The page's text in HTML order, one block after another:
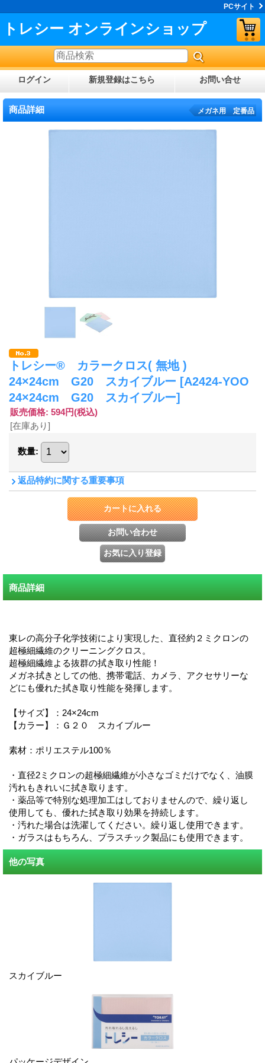
PCサイト
トレシー オンラインショップ
ログイン 新規登録はこちら お問い合せ
商品詳細 メガネ用 定番品
トレシー® カラークロス( 無地 )
24×24cm G20 スカイブルー [A2424-YOO
24×24cm G20 スカイブルー]
販売価格: 594円(税込)
[在庫あり]
数量:
返品特約に関する重要事項
商品詳細
東レの高分子化学技術により実現した、直径約２ミクロンの
超極細繊維のクリーニングクロス。
超極細繊維よる抜群の拭き取り性能！
メガネ拭きとしての他、携帯電話、カメラ、アクセサリーな
どにも優れた拭き取り性能を発揮します。
【サイズ】：24×24cm
【カラー】：Ｇ２０ スカイブルー
素材：ポリエステル100％
・直径2ミクロンの超極細繊維が小さなゴミだけでなく、油膜
汚れもきれいに拭き取ります。
・薬品等で特別な処理加工はしておりませんので、繰り返し
使用しても、優れた拭き取り効果を持続します。
・汚れた場合は洗濯してください。繰り返し使用できます。
・ガラスはもちろん、プラスチック製品にも使用できます。
他の写真
スカイブルー